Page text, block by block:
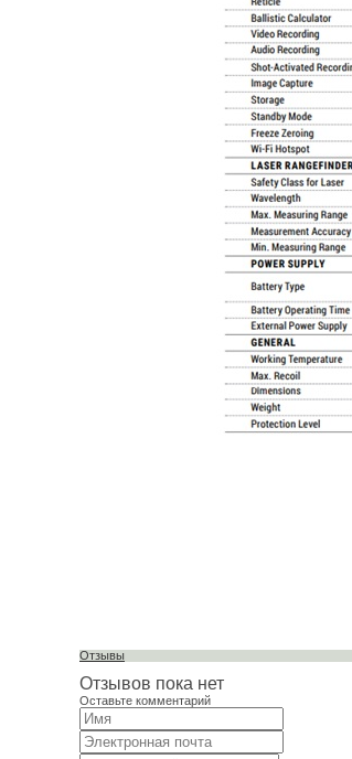
Отзывы
Отзывов пока нет
Оставьте комментарий